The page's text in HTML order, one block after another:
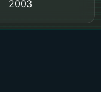
2003
2000